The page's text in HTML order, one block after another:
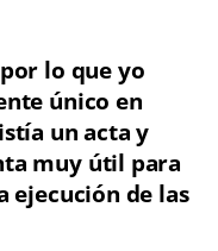
lo que yo
único en
un acta y
muy útil para
ejecución de las